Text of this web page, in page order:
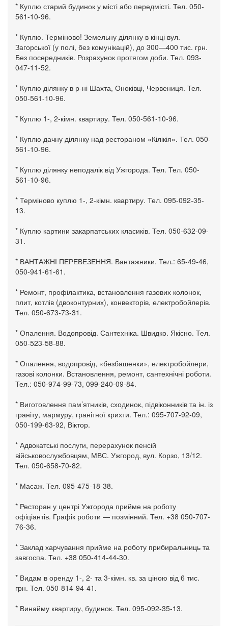
* Куплю старий будинок у місті або передмісті. Тел. 050-
561-10-96.
* Куплю. Терміново! Земельну ділянку в кінці вул.
Загорської (у полі, без комунікацій), до 300—400 тис. грн.
Без посередників. Розрахунок протягом доби. Тел. 093-
047-11-52.
* Куплю ділянку в р-ні Шахта, Оноківці, Червениця. Тел.
050-561-10-96.
* Куплю 1-, 2-кімн. квартиру. Тел. 050-561-10-96.
* Куплю дачну ділянку над рестораном «Кілікія». Тел. 050-
561-10-96.
* Куплю ділянку неподалік від Ужгорода. Тел. Тел. 050-
561-10-96.
* Терміново куплю 1-, 2-кімн. квартиру. Тел. 095-092-35-
13.
* Куплю картини закарпатських класиків. Тел. 050-632-09-
31.
* ВАНТАЖНІ ПЕРЕВЕЗЕННЯ. Вантажники. Тел.: 65-49-46,
050-941-61-61.
* Ремонт, профілактика, встановлення газових колонок,
плит, котлів (двоконтурних), конвекторів, електробойлерів.
Тел. 050-673-73-31.
* Опалення. Водопровід. Сантехніка. Швидко. Якісно. Тел.
050-523-58-88.
* Опалення, водопровід, «безбашенки», електробойлери,
газові колонки. Встановлення, ремонт, сантехнічні роботи.
Тел.: 050-974-99-73, 099-240-09-84.
* Виготовлення пам’ятників, сходинок, підвіконників та ін. із
граніту, мармуру, гранітної крихти. Тел.: 095-707-92-09,
050-199-63-92, Віктор.
* Адвокатські послуги, перерахунок пенсій
військовослужбовцям, МВС. Ужгород, вул. Корзо, 13/12.
Тел. 050-658-70-82.
* Масаж. Тел. 095-475-18-38.
* Ресторан у центрі Ужгорода прийме на роботу
офіціантів. Графік роботи — позмінний. Тел. +38 050-707-
76-36.
* Заклад харчування прийме на роботу прибиральниць та
завгоспа. Тел. +38 050-414-44-30.
* Видам в оренду 1-, 2- та 3-кімн. кв. за ціною від 6 тис.
грн. Тел. 050-814-94-41.
* Винайму квартиру, будинок. Тел. 095-092-35-13.